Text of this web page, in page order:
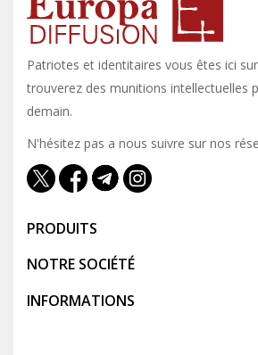
Patriotes et identitaires vous êtes ici sur
trouverez des munitions intellectuelles
demain.
N'hésitez pas a nous suivre sur nos
PRODUITS
NOTRE SOCIÉTÉ
INFORMATIONS